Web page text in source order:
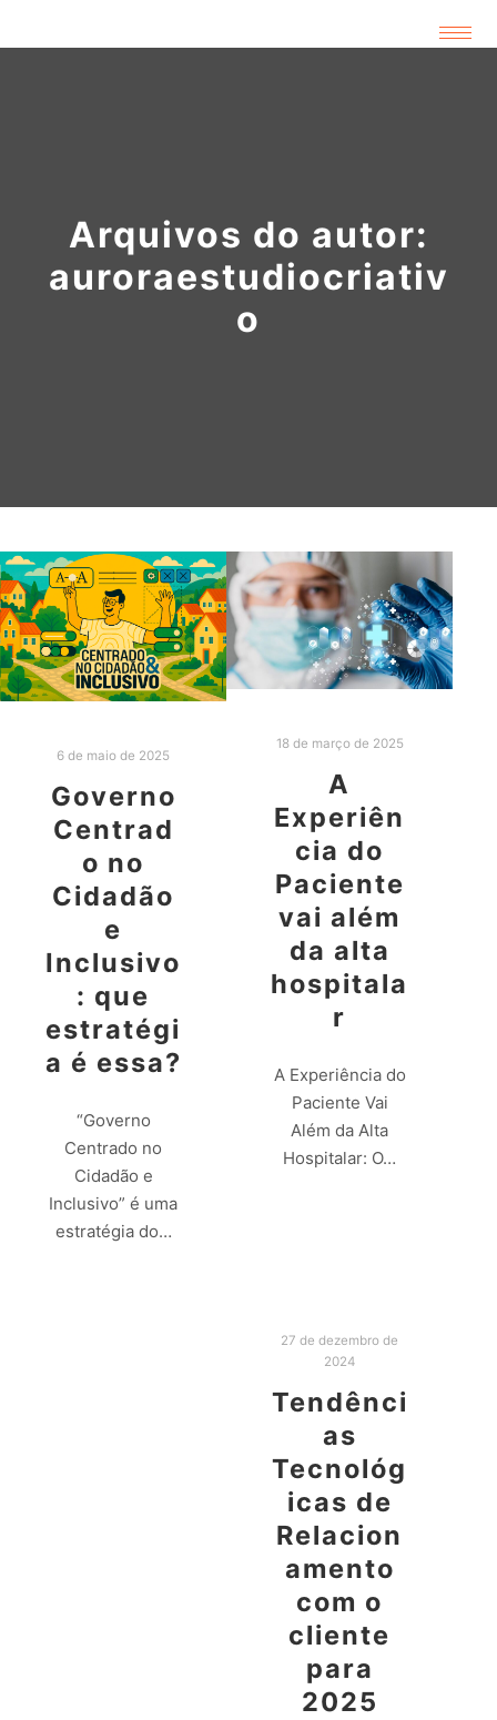
Arquivos do autor:
auroraestudiocriativ
o
6 de maio de 2025
Governo
Centrad
o no
Cidadão
e
Inclusivo
: que
estratégi
a é essa?
“Governo
Centrado no
Cidadão e
Inclusivo” é uma
estratégia do…
18 de março de 2025
A
Experiên
cia do
Paciente
vai além
da alta
hospitala
r
A Experiência do
Paciente Vai
Além da Alta
Hospitalar: O…
27 de dezembro de
2024
Tendênci
as
Tecnológ
icas de
Relacion
amento
com o
cliente
para
2025